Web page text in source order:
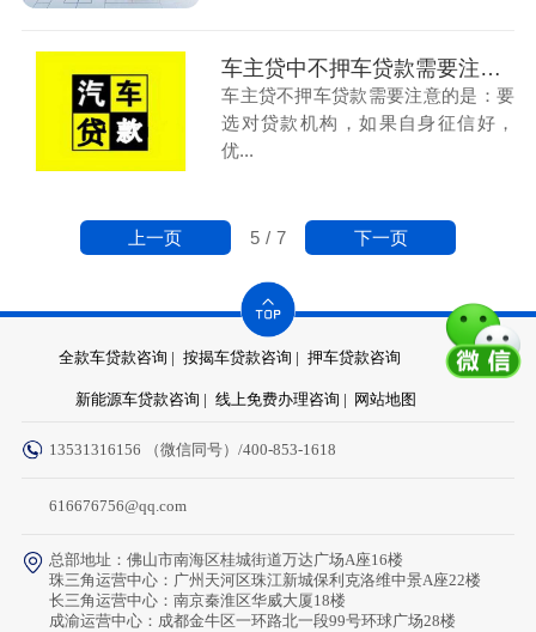
车主贷中不押车贷款需要注意哪几个
车主贷不押车贷款需要注意的是：要
选对贷款机构，如果自身征信好，
优...
5 / 7
上一页 下一页
全款车贷款咨询 | 按揭车贷款咨询 | 押车贷款咨询
新能源车贷款咨询 | 线上免费办理咨询 | 网站地图
13531316156 （微信同号）/400-853-1618
616676756@qq.com
总部地址：佛山市南海区桂城街道万达广场A座16楼
珠三角运营中心：广州天河区珠江新城保利克洛维中景A座22楼
长三角运营中心：南京秦淮区华威大厦18楼
成渝运营中心：成都金牛区一环路北一段99号环球广场28楼